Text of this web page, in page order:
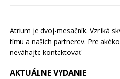
Atrium je dvoj-mesačník. Vzniká
tímu a našich partnerov. Pre
neváhajte kontaktovať
AKTUÁLNE VYDANIE